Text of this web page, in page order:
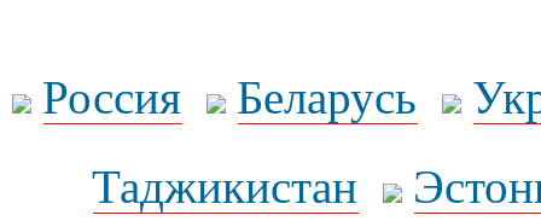
Россия Беларусь
Таджикистан